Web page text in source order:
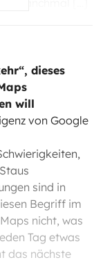
dieses
will
von Google
sind in
Begriff im
nicht, was
Tag etwas
das nächste